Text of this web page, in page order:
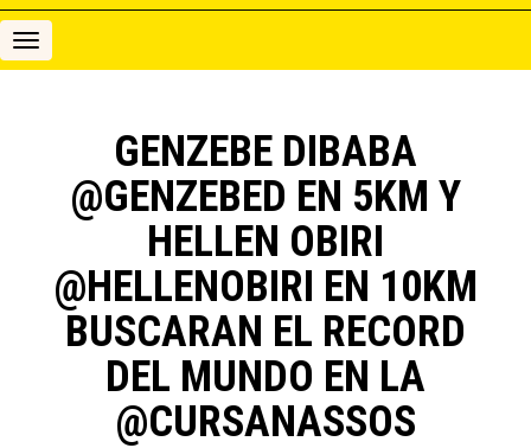
B100
Cursa
GENZEBE DIBABA
@GENZEBED EN 5KM Y
HELLEN OBIRI
@HELLENOBIRI EN 10KM
BUSCARAN EL RECORD
DEL MUNDO EN LA
@CURSANASSOS